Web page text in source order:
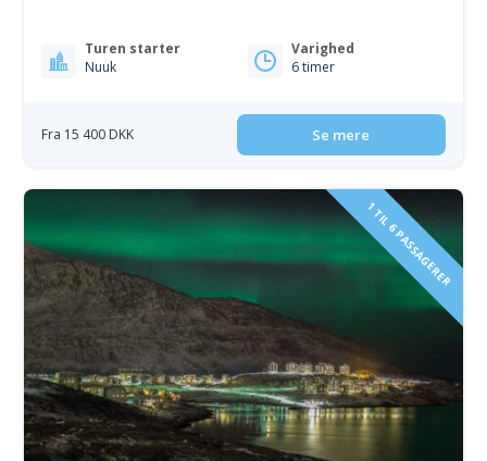
Turen starter
Nuuk
Varighed
6 timer
Fra 15 400 DKK Se mere
1 TIL 6 PASSAGERER